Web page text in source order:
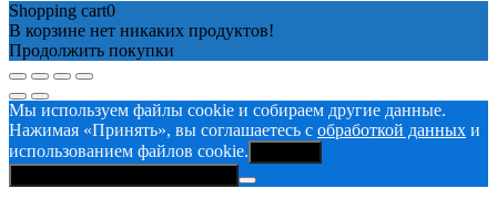
Shopping cart0
В корзине нет никаких продуктов!
Продолжить покупки
Мы используем файлы cookie и собираем другие данные.
Нажимая «Принять», вы соглашаетесь с обработкой данных и
использованием файлов cookie.